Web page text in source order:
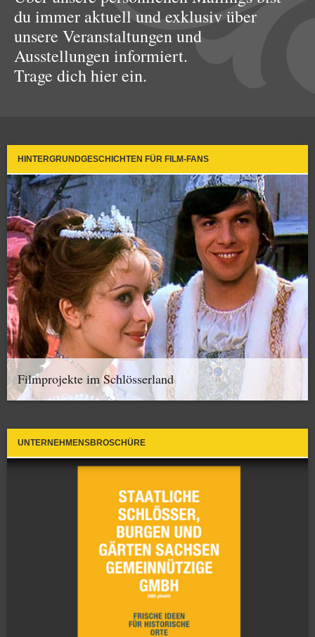
du immer aktuell und exklusiv über
unsere Veranstaltungen und
Ausstellungen informiert.
Trage dich hier ein.
HINTERGRUNDGESCHICHTEN FÜR FILM-FANS
Filmprojekte im Schlösserland
UNTERNEHMENSBROSCHÜRE